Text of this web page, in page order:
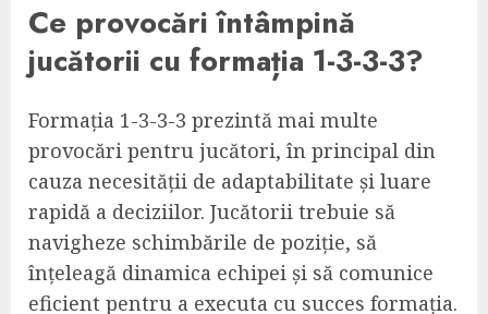
Ce provocări întâmpină
jucătorii cu formația 1-3-3-3?
Formația 1-3-3-3 prezintă mai multe
provocări pentru jucători, în principal din
cauza necesității de adaptabilitate și luare
rapidă a deciziilor. Jucătorii trebuie să
navigheze schimbările de poziție, să
înțeleagă dinamica echipei și să comunice
eficient pentru a executa cu succes formația.